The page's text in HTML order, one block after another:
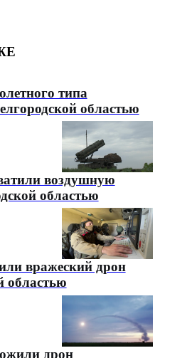
типа
областью
воздушную
областью
вражеский дрон
областью
дрон